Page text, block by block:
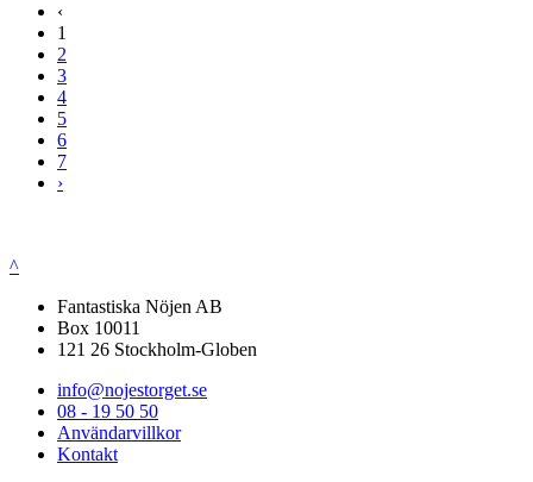
‹
1
2
3
4
5
6
7
›
^
Fantastiska Nöjen AB
Box 10011
121 26 Stockholm-Globen
info@nojestorget.se
08 - 19 50 50
Användarvillkor
Kontakt